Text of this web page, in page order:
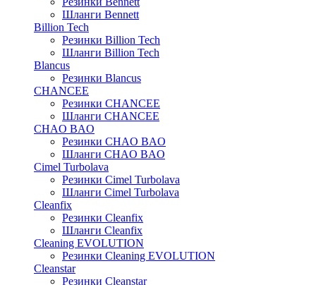
Шланги Bennett
Billion Tech
Резинки Billion Tech
Шланги Billion Tech
Blancus
Резинки Blancus
CHANCEE
Резинки CHANCEE
Шланги CHANCEE
CHAO BAO
Резинки CHAO BAO
Шланги CHAO BAO
Cimel Turbolava
Резинки Cimel Turbolava
Шланги Cimel Turbolava
Cleanfix
Резинки Cleanfix
Шланги Cleanfix
Cleaning EVOLUTION
Резинки Cleaning EVOLUTION
Cleanstar
Резинки Cleanstar